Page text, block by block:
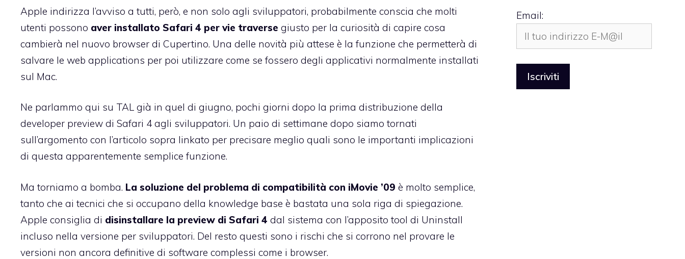
Apple indirizza l’avviso a tutti, però, e non solo agli sviluppatori, probabilmente conscia che molti
utenti possono aver installato Safari 4 per vie traverse giusto per la curiosità di capire cosa
cambierà nel nuovo browser di Cupertino. Una delle novità più attese è la funzione che permetterà di
salvare le web applications per poi utilizzare come se fossero degli applicativi normalmente installati
sul Mac.
Ne parlammo qui su TAL già in quel di giugno, pochi giorni dopo la prima distribuzione della
developer preview di Safari 4 agli sviluppatori. Un paio di settimane dopo siamo tornati
sull’argomento con l’articolo sopra linkato per precisare meglio quali sono le importanti implicazioni
di questa apparentemente semplice funzione.
Ma torniamo a bomba. La soluzione del problema di compatibilità con iMovie ’09 è molto semplice,
tanto che ai tecnici che si occupano della knowledge base è bastata una sola riga di spiegazione.
Apple consiglia di disinstallare la preview di Safari 4 dal sistema con l’apposito tool di Uninstall
incluso nella versione per sviluppatori. Del resto questi sono i rischi che si corrono nel provare le
versioni non ancora definitive di software complessi come i browser.
Email: